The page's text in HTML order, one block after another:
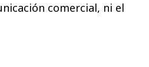
comercial, ni el